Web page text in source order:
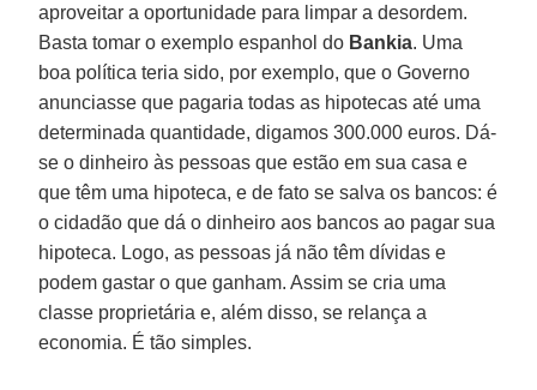
aproveitar a oportunidade para limpar a desordem.
Basta tomar o exemplo espanhol do Bankia. Uma
boa política teria sido, por exemplo, que o Governo
anunciasse que pagaria todas as hipotecas até uma
determinada quantidade, digamos 300.000 euros. Dá-
se o dinheiro às pessoas que estão em sua casa e
que têm uma hipoteca, e de fato se salva os bancos: é
o cidadão que dá o dinheiro aos bancos ao pagar sua
hipoteca. Logo, as pessoas já não têm dívidas e
podem gastar o que ganham. Assim se cria uma
classe proprietária e, além disso, se relança a
economia. É tão simples.